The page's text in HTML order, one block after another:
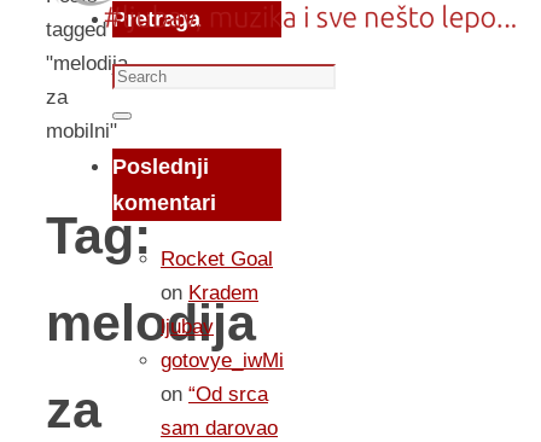
tagged
"melodija
za
mobilni"
Tag:
melodija
za
Pretraga
Search
for:
Search
Poslednji
komentari
Rocket Goal
on Kradem
ljubav
gotovye_iwMi
on “Od srca
sam darovao